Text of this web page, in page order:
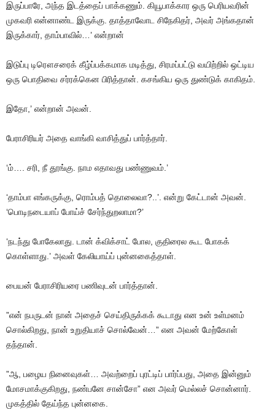
இருப்பாரே அந்த இடத்தைப் பாக்கணும் கியூபாக்கார ஒரு பெரியவரின்
முகவரி என்னாண்ட இருக்கு தாத்தாவோட சிநேகிதர் அவர் அங்கதான்
இருக்கார் தாம்பாவில் …’ என்றான்
இடுப்பு டிரௌசரைக் கீழ்ப்பக்கமாக மடித்து சிரமப்பட்டு வயிற்றில் ஒட்டிய
ஒரு பொதிவை சர்ரக்கென பிரித்தான் கசங்கிய ஒரு துண்டுக் காகிதம்
இதோ ,’ என்றான் அவன்
பேராசிரியர் அதை வாங்கி வாசித்துப் பார்த்தார்
‘ம் சரி நீ தூங்கு நாம எதாவது பண்ணுவம் .’
‘தாம்பா எங்கருக்கு ரொம்பத் தொலைவா?..’. என்று கேட்டான் அவன்
‘பொடிநடையாப் போய்ச் சேர்ந்துறலாமா?’
‘நடந்து போகேலாது டான் க்விக்சாட் போல குதிரைல கூட
போகக்
கொள்ளாது .’ அவள் கேலியாய்ப் புன்னகைத்தாள்
பையன் பேராசிரியரை பணிவுடன் பார்த்தான்
”என் நபருடன் நான் அதைச் செய்திருக்கக் கூடாது என உன் உள்மனம்
சொல்கிறது நான் உறுதியாச் சொல்வேன் …” என அவன் மேற்கோள்
தந்தான்
”ஆ பழைய நினைவுகள் அவற்றைப் புரட்டிப் பார்ப்பது அதை இன்னும்
மோசமாக்குகிறது நண்பனே சான்சோ” என அவர் மெல்லச் சொன்னார்
முகத்தில் தேய்ந்த புன்னகை